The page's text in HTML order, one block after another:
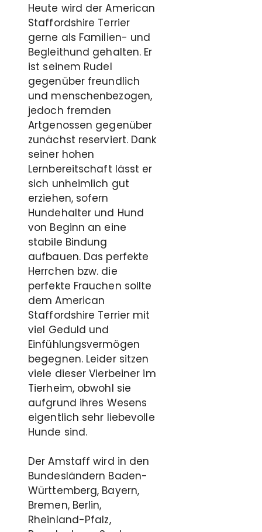
Heute wird der American
Staffordshire Terrier
gerne als Familien- und
Begleithund gehalten. Er
ist seinem Rudel
gegenüber freundlich
und menschenbezogen,
jedoch fremden
Artgenossen gegenüber
zunächst reserviert. Dank
seiner hohen
Lernbereitschaft lässt er
sich unheimlich gut
erziehen, sofern
Hundehalter und Hund
von Beginn an eine
stabile Bindung
aufbauen. Das perfekte
Herrchen bzw. die
perfekte Frauchen sollte
dem American
Staffordshire Terrier mit
viel Geduld und
Einfühlungsvermögen
begegnen. Leider sitzen
viele dieser Vierbeiner im
Tierheim, obwohl sie
aufgrund ihres Wesens
eigentlich sehr liebevolle
Hunde sind.
Der Amstaff wird in den
Bundesländern Baden-
Württemberg, Bayern,
Bremen, Berlin,
Rheinland-Pfalz,